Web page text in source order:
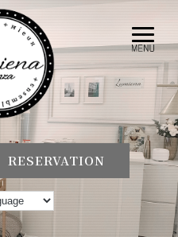
RESERVATION